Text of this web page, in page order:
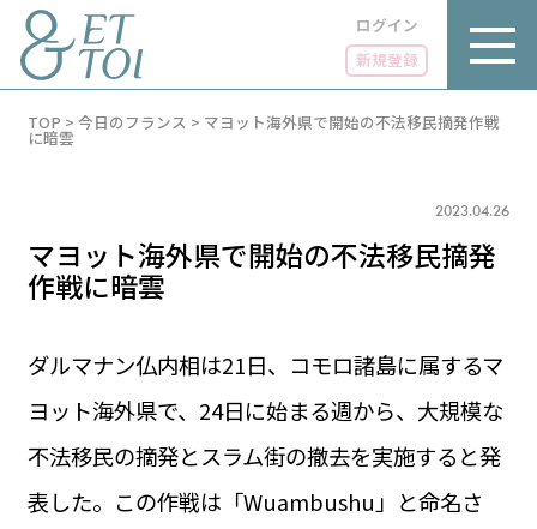
ログイン
新規登録
LUXE
グルメ
LIFE STYLE
PARIS 14℃ / 12℃
FR 09:13 ／ JP 16:13
1€＝182.37円
お問い合わせ
TOP > 今日のフランス > マヨット海外県で開始の不法移民摘発作戦
に暗雲
2023.04.26
マヨット海外県で開始の不法移民摘発
作戦に暗雲
ダルマナン仏内相は21日、コモロ諸島に属するマ
ヨット海外県で、24日に始まる週から、大規模な
不法移民の摘発とスラム街の撤去を実施すると発
表した。この作戦は「Wuambushu」と命名さ